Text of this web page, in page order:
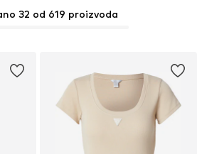
32 od 619 proizvoda